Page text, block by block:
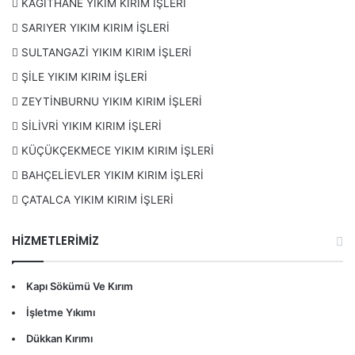
GüneşliYıkım Kırım İşleriniz için güvenilir bir partner
sabırsızlanıyoruz. İletişim bilgilerimiz için sitemizi ziyaret
edin ve projeniz hakkında detaylı bilgi alın. Profesyonellik,
KAĞITHANE YIKIM KIRIM İŞLERİ
SARIYER YIKIM KIRIM İŞLERİ
SULTANGAZİ YIKIM KIRIM İŞLERİ
ŞİLE YIKIM KIRIM İŞLERİ
ZEYTİNBURNU YIKIM KIRIM İŞLERİ
SİLİVRİ YIKIM KIRIM İŞLERİ
KÜÇÜKÇEKMECE YIKIM KIRIM İŞLERİ
BAHÇELİEVLER YIKIM KIRIM İŞLERİ
ÇATALCA YIKIM KIRIM İŞLERİ
HİZMETLERİMİZ
Kapı Sökümü Ve Kırım
İşletme Yıkımı
Dükkan Kırımı